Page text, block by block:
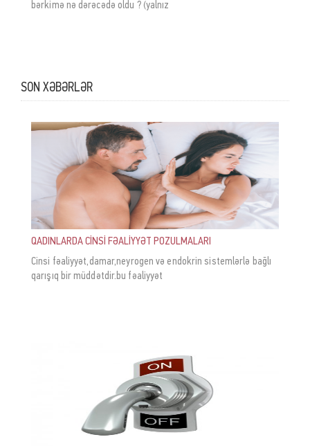
bərkimə nə dərəcədə oldu ? (yalnız
SON XƏBƏRLƏR
QADINLARDA CİNSİ FƏALİYYƏT POZULMALARI
Cinsi fəaliyyət,damar,neyrogen və endokrin sistemlərlə bağlı
qarışıq bir müddətdir.bu fəaliyyət